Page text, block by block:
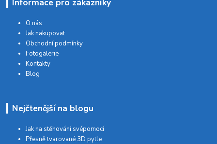
Informace pro zákazníky
O nás
Jak nakupovat
Obchodní podmínky
Fotogalerie
Kontakty
Blog
Nejčtenější na blogu
Jak na stěhování svépomocí
Přesně tvarované 3D pytle